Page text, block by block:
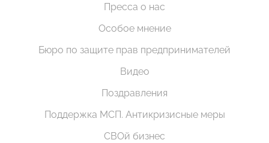
Пресса о нас
Особое мнение
Бюро по защите прав предпринимателей
Видео
Поздравления
Поддержка МСП. Антикризисные меры
СВОй бизнес